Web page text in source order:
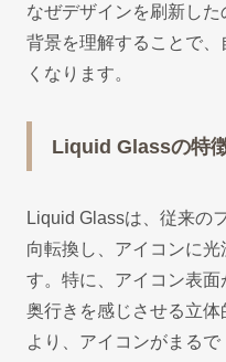
なぜデザインを刷新した
背景を理解することで
くなります。
Liquid Glassの特
Liquid Glassは、従来の
向転換し、アイコンに
す。特に、アイコン表面
奥行きを感じさせる立
より、アイコンがまる